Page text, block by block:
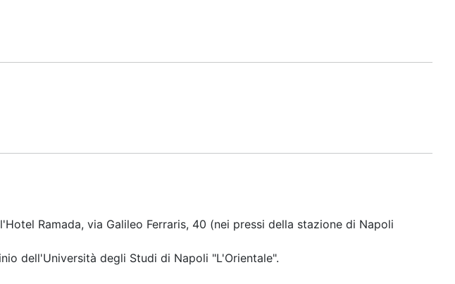
Ramada, via Galileo Ferraris, 40 (nei pressi della stazione di Napoli
dell'Università degli Studi di Napoli "L'Orientale".